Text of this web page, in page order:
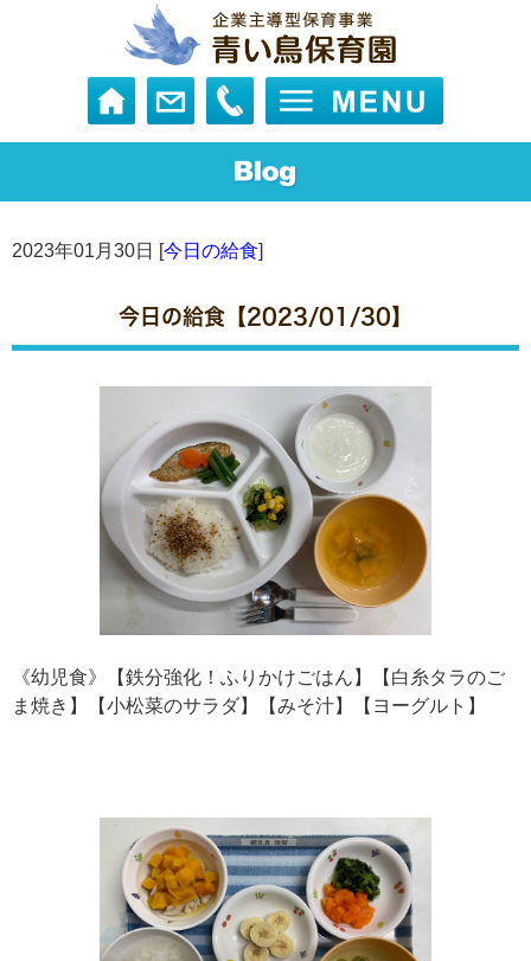
2023年01月30日 [今日の給食]
今日の給食【2023/01/30】
《幼児食》【鉄分強化！ふりかけごはん】【白糸タラのご
ま焼き】【小松菜のサラダ】【みそ汁】【ヨーグルト】